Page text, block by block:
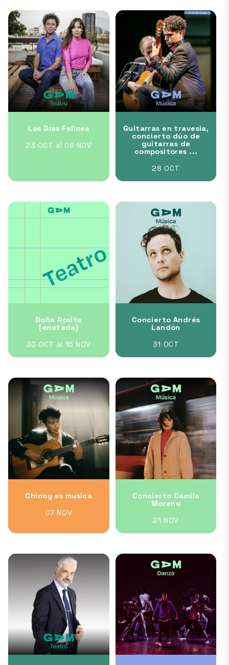
Los Días Felices
23 OCT al 08 NOV
Guitarras en travesia,
concierto dúo de
guitarras de
compositores ...
28 OCT
Doña Rosita
[anotada]
30 OCT al 15 NOV
Concierto Andrés
Landón
31 OCT
Chinoy es musica
07 NOV
Concierto Camila
Moreno
21 NOV